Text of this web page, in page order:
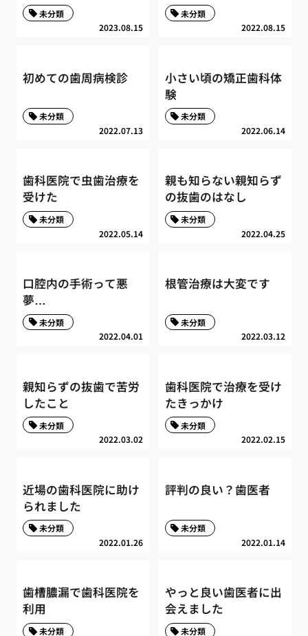
2023.08.15
未分類
2022.08.15
未分類
初めての歯周病検診
2022.07.13
未分類
小さい頃の矯正歯科体
験
2022.06.14
未分類
歯科医院で虫歯治療を
受けた
2022.05.14
未分類
親も知らない親知らず
の抜歯のはなし
2022.04.25
未分類
口腔内の手術って悪
夢…
2022.04.01
未分類
根管治療は大変です
2022.03.12
未分類
親知らずの抜歯で苦労
したこと
2022.03.02
未分類
歯科医院で治療を受け
たきっかけ
2022.02.15
未分類
近場の歯科医院に助け
られました
2022.01.26
未分類
評判の良い？歯医者
2022.01.14
未分類
歯槽膿漏で歯科医院を
利用
未分類
やっと良い歯医者に出
会えました
未分類